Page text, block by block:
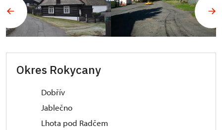
Okres Rokycany
Dobřív
Jablečno
Lhota pod Radčem